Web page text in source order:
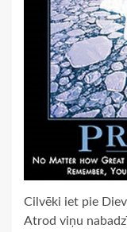
Cilvēki iet pie
Atrod viņu